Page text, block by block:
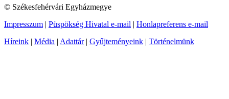
© Székesfehérvári Egyházmegye
Impresszum | Püspökség Hivatal e-mail | Honlapreferens e-mail
Híreink | Média | Adattár| Gyűjteményeink | Történelmünk